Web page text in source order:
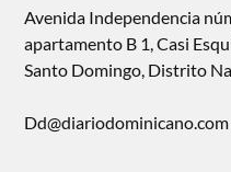
Avenida Independencia
apartamento B 1, Casi
Santo Domingo, Distrito